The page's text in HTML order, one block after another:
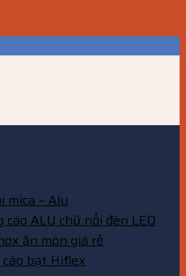
mica – Alu
cáo ALU chữ nổi đèn LED
ăn mòn giá rẻ
bạt Hiflex